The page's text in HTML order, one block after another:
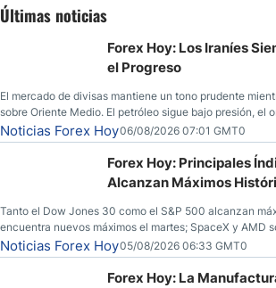
Últimas noticias
Forex Hoy: Los Iraníes
el Progreso
El mercado de divisas mantiene un tono prudente
sobre Oriente Medio. El petróleo sigue bajo presión, el
y los operadores esperan nuevas referencias
Unidos.
Noticias Forex Hoy06/08/2026 07:01 GMT0
Forex Hoy: Principales
Alcanzan Máximos
Tanto el Dow Jones 30 como el S&P 500 alcanzan
encuentra nuevos máximos el martes; SpaceX y AMD
llamadas de ganancias; el petróleo crudo cae por
esperanzas; el dólar estadounidense continúa
yen; el peso mexicano ve un repunte a medida que las
Noticias Forex Hoy05/08/2026 06:33 GMT0
Forex Hoy: La